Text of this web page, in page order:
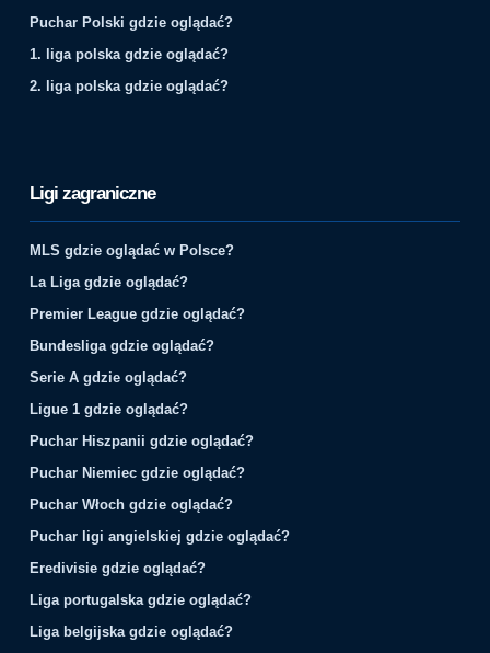
Puchar Polski gdzie oglądać?
1. liga polska gdzie oglądać?
2. liga polska gdzie oglądać?
Ligi zagraniczne
MLS gdzie oglądać w Polsce?
La Liga gdzie oglądać?
Premier League gdzie oglądać?
Bundesliga gdzie oglądać?
Serie A gdzie oglądać?
Ligue 1 gdzie oglądać?
Puchar Hiszpanii gdzie oglądać?
Puchar Niemiec gdzie oglądać?
Puchar Włoch gdzie oglądać?
Puchar ligi angielskiej gdzie oglądać?
Eredivisie gdzie oglądać?
Liga portugalska gdzie oglądać?
Liga belgijska gdzie oglądać?